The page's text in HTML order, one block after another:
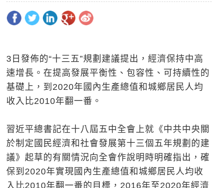
3日發佈的“十三五”規劃建議提出，經濟保持中高
速增長。在提高發展平衡性、包容性、可持續性的
基礎上，到2020年國內生產總值和城鄉居民人均
收入比2010年翻一番。
習近平總書記在十八屆五中全會上就《中共中央關
於制定國民經濟和社會發展第十三個五年規劃的建
議》起草的有關情況向全會作說明時明確指出，確
保到2020年實現國內生產總值和城鄉居民人均收
入比2010年翻一番的目標，2016年至2020年經濟